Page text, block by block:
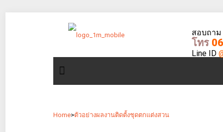
สอบถา
โทร
Line ID
Home>ตัวอย่างผลงานติดตั้งชุดตกแต่งสวน